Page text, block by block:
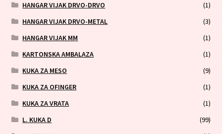
HANGAR VIJAK DRVO-DRVO
(1)
HANGAR VIJAK DRVO-METAL
(3)
HANGAR VIJAK MM
(1)
KARTONSKA AMBALAZA
(1)
KUKA ZA MESO
(9)
KUKA ZA OFINGER
(1)
KUKA ZA VRATA
(1)
L. KUKA D
(99)